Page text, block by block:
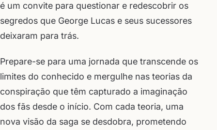
é um convite para questionar e redescobrir os
segredos que George Lucas e seus sucessores
deixaram para trás.
Prepare-se para uma jornada que transcende os
limites do conhecido e mergulhe nas teorias da
conspiração que têm capturado a imaginação
dos fãs desde o início. Com cada teoria, uma
nova visão da saga se desdobra, prometendo